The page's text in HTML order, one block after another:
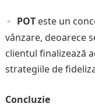
POTeste un
vânzare, deoarece
clientul finalizează
strategiile de
Concluzie